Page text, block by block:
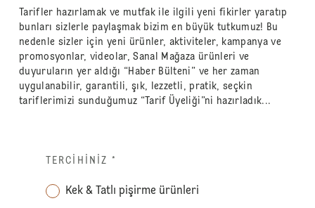
Tarifler hazırlamak ve mutfak ile ilgili yeni fikirler yaratıp
bunları sizlerle paylaşmak bizim en büyük tutkumuz! Bu
nedenle sizler için yeni ürünler, aktiviteler, kampanya ve
promosyonlar, videolar, Sanal Mağaza ürünleri ve
duyuruların yer aldığı “Haber Bülteni” ve her zaman
uygulanabilir, garantili, şık, lezzetli, pratik, seçkin
tariflerimizi sunduğumuz “Tarif Üyeliği”ni hazırladık...
TERCIHINIZ *
Kek & Tatlı pişirme ürünleri